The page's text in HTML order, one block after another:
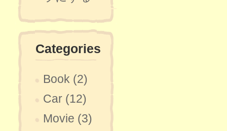
Categories
Book (2)
Car (12)
Movie (3)